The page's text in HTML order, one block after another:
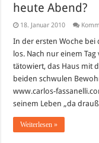
heute Abend?
18. Januar 2010
In der ersten Woche bei
los. Nach nur einem
tätowiert, das Haus mit
beiden schwulen
www.carlos-
seinem Leben „da
Weiterlesen »